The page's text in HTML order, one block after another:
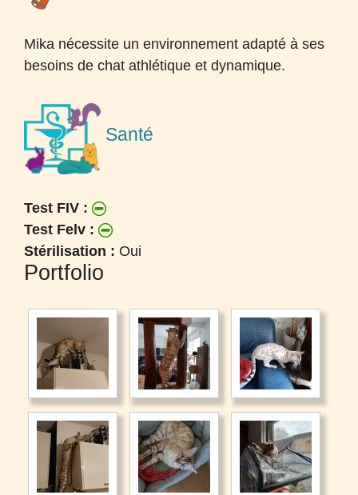
Mika nécessite un environnement adapté à ses
besoins de chat athlétique et dynamique.
Santé
Test FIV :
Test Felv :
Stérilisation : Oui
Portfolio